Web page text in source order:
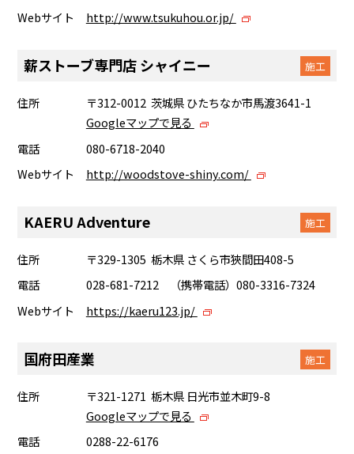
Webサイト
http://www.tsukuhou.or.jp/
薪ストーブ専門店 シャイニー 施工
住所
〒312-0012 茨城県 ひたちなか市馬渡3641-1
Googleマップで見る
電話
080-6718-2040
Webサイト
http://woodstove-shiny.com/
KAERU Adventure 施工
住所
〒329-1305 栃木県 さくら市狹間田408-5
電話
028-681-7212 （携帯電話）080-3316-7324
Webサイト
https://kaeru123.jp/
国府田産業 施工
住所
〒321-1271 栃木県 日光市並木町9-8
Googleマップで見る
電話
0288-22-6176